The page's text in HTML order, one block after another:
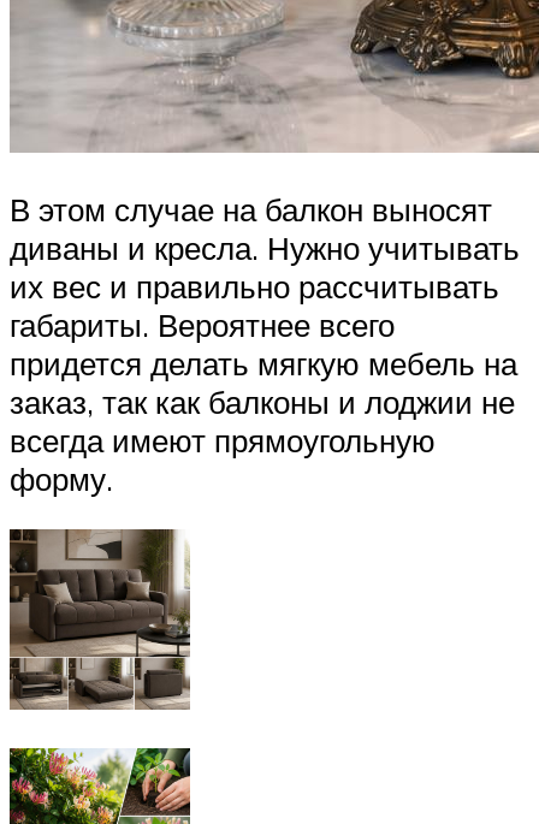
В этом случае на балкон выносят
диваны и кресла. Нужно учитывать
их вес и правильно рассчитывать
габариты. Вероятнее всего
придется делать мягкую мебель на
заказ, так как балконы и лоджии не
всегда имеют прямоугольную
форму.